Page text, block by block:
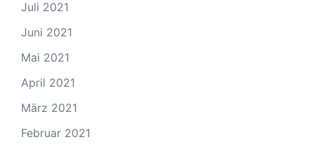
Juli 2021
Juni 2021
Mai 2021
April 2021
März 2021
Februar 2021